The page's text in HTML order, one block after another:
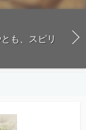
も、スピリ